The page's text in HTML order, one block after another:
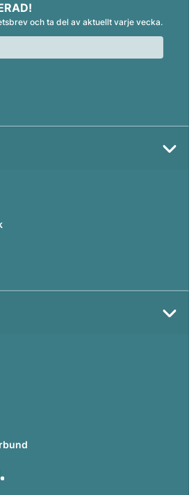
och ta del av aktuellt varje vecka.